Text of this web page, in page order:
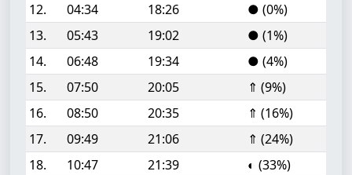
12.
04:34 18:26
● (0%)
13.
05:43 19:02
● (1%)
14.
06:48 19:34
● (4%)
15.
07:50 20:05
⇑ (9%)
16.
08:50 20:35
⇑ (16%)
17.
09:49 21:06
⇑ (24%)
18.
10:47 21:39
◐ (33%)